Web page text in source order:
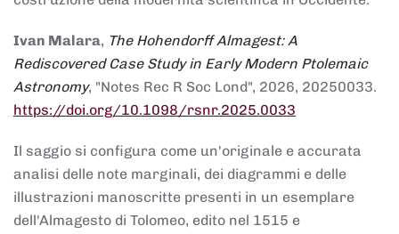
Ivan Malara, The Hohendorff Almagest: A
Rediscovered Case Study in Early Modern Ptolemaic
Astronomy, "Notes Rec R Soc Lond", 2026, 20250033.
https://doi.org/10.1098/rsnr.2025.0033
Il saggio si configura come un'originale e accurata
analisi delle note marginali, dei diagrammi e delle
illustrazioni manoscritte presenti in un esemplare
dell'Almagesto di Tolomeo, edito nel 1515 e